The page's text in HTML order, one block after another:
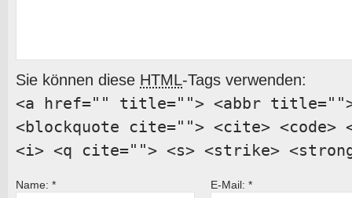
Sie können diese HTML-Tags verwenden:
<a href="" title=""> <abbr title="">
<blockquote cite=""> <cite> <code>
<i> <q cite=""> <s> <strike>
Name: * E-Mail: *